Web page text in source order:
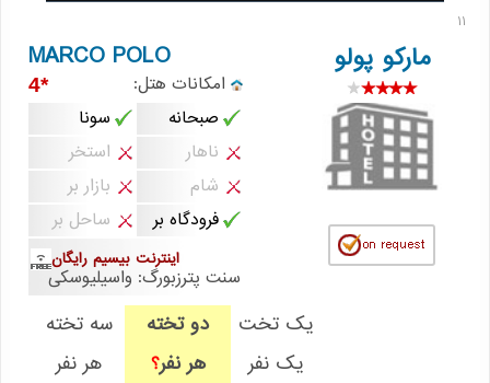
11
مارکو پولو MARCO POLO
امکانات هتل: *4
صبحانه
سونا
ناهار
استخر
شام
بازار بر
فرودگاه بر
ساحل بر
اینترنت بیسیم رایگان
سنت پترزبورگ: واسیلیوسکی
یک تخت
یک نفر
دو تخته
هر نفر؟
سه تخته
هر نفر